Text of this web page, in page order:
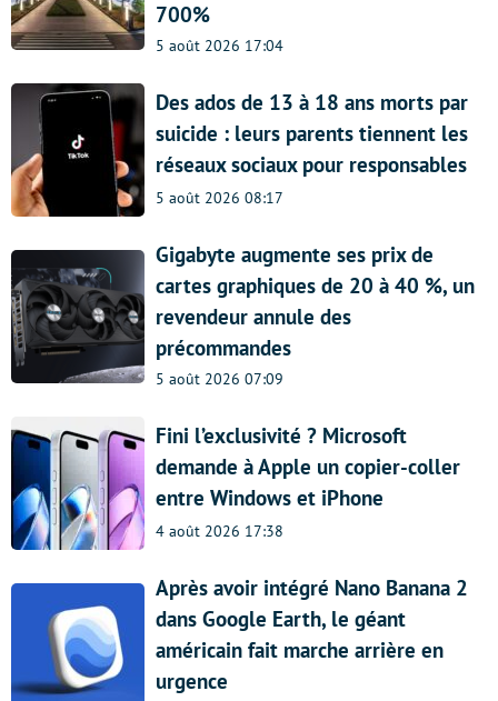
700%
5 août 2026 17:04
Des ados de 13 à 18 ans morts par
suicide : leurs parents tiennent les
réseaux sociaux pour responsables
5 août 2026 08:17
Gigabyte augmente ses prix de
cartes graphiques de 20 à 40 %, un
revendeur annule des
précommandes
5 août 2026 07:09
Fini l’exclusivité ? Microsoft
demande à Apple un copier-coller
entre Windows et iPhone
4 août 2026 17:38
Après avoir intégré Nano Banana 2
dans Google Earth, le géant
américain fait marche arrière en
urgence